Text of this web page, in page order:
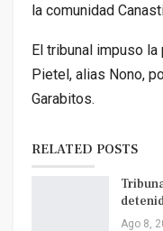
la comunidad
El tribunal impuso
Pietel, alias Nono,
Garabitos.
RELATED POSTS
Ago 8,